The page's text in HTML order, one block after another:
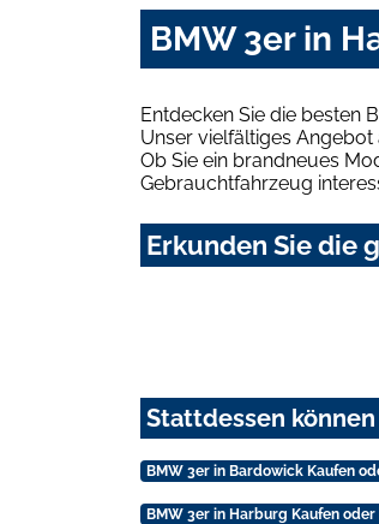
BMW 3er in
Entdecken Sie die besten
Unser vielfältiges Angebot
Ob Sie ein brandneues
Gebrauchtfahrzeug
Erkunden Sie die
Stattdessen können
BMW 3er in Bardowick Kaufen
BMW 3er in Harburg Kaufen oder